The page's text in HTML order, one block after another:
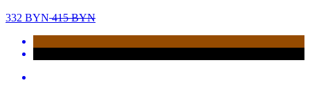
332 BYN415BYN